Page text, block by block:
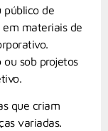
público de
materiais de
ou sob projetos
que criam
variadas.